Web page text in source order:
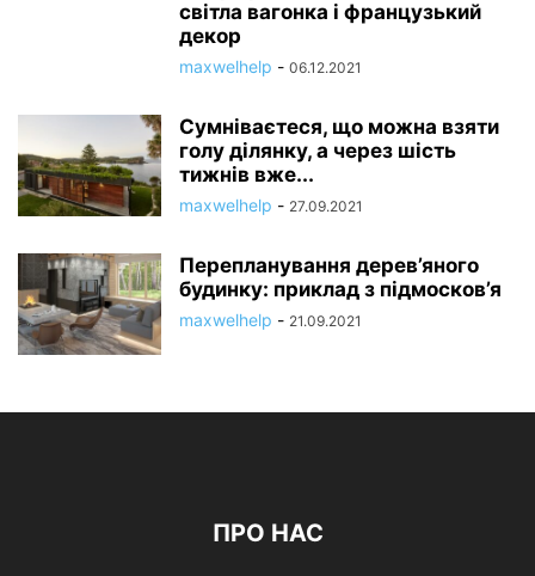
світла вагонка і французький
декор
maxwelhelp - 06.12.2021
Сумніваєтеся, що можна взяти
голу ділянку, а через шість
тижнів вже...
maxwelhelp - 27.09.2021
Перепланування дерев’яного
будинку: приклад з підмосков’я
maxwelhelp - 21.09.2021
ПРО НАС